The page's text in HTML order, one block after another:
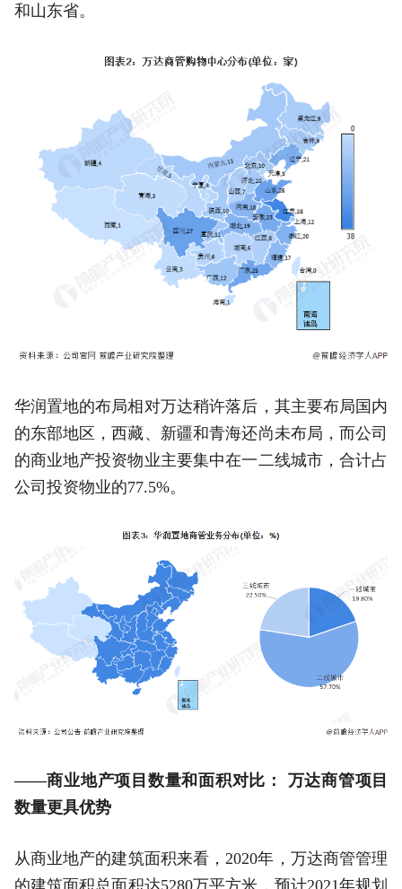
和山东省。
华润置地的布局相对万达稍许落后，其主要布局国内
的东部地区，西藏、新疆和青海还尚未布局，而公司
的商业地产投资物业主要集中在一二线城市，合计占
公司投资物业的77.5%。
——商业地产项目数量和面积对比： 万达商管项目
数量更具优势
从商业地产的建筑面积来看，2020年，万达商管管理
的建筑面积总面积达5280万平方米，预计2021年规划